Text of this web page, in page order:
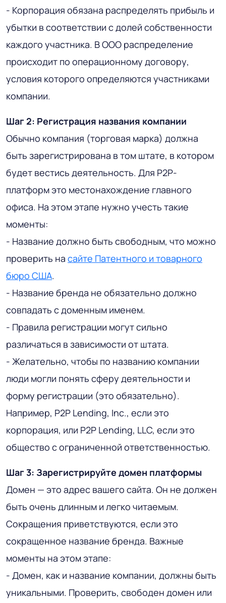
- Корпорация обязана распределять прибыль и
убытки в соответствии с долей собственности
каждого участника. В ООО распределение
происходит по операционному договору,
условия которого определяются участниками
компании.
Шаг 2: Регистрация названия компании
Обычно компания (торговая марка) должна
быть зарегистрирована в том штате, в котором
будет вестись деятельность. Для P2P-
платформэто местонахождение главного
офиса. На этом этапе нужно учесть такие
моменты:
- Название должно быть свободным, что можно
проверить на сайте Патентного и товарного
бюро США.
- Название бренда не обязательно должно
совпадать с доменным именем.
- Правила регистрации могут сильно
различаться в зависимости от штата.
- Желательно, чтобы по названию компании
люди могли понять сферу деятельности и
форму регистрации (это обязательно).
Например, P2P Lending, Inc., если это
корпорация, или P2P Lending, LLC, если это
общество с ограниченной ответственностью.
Шаг 3: Зарегистрируйте домен платформы
Домен — это адрес вашего сайта. Он не должен
быть очень длинным и легко читаемым.
Сокращения приветствуются, если это
сокращенное название бренда. Важные
моменты на этом этапе:
- Домен, как и название компании, должны быть
уникальными. Проверить, свободен домен или